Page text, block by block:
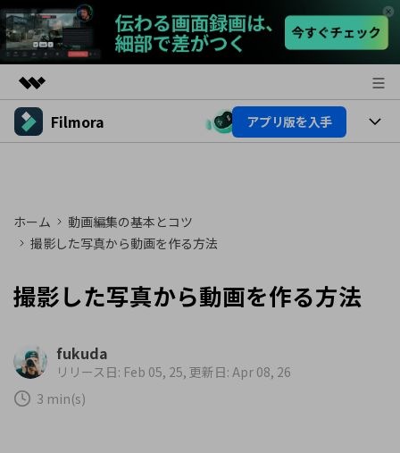
製品
ソリューション
サポート
Filmora アプリ版を入手
製品機能
AI機能
AI機能
AIヒント
Filmoraのユーザー層
動画編集関連知識
動画編集のコツ
サポート
サポート
購入する
ホーム
動画編集の基本とコツ
撮影した写真から動画を作る方法
撮影した写真から動画を作る方法
fukuda
リリース日: Feb 05, 25, 更新日: Apr 08, 26
3 min(s)